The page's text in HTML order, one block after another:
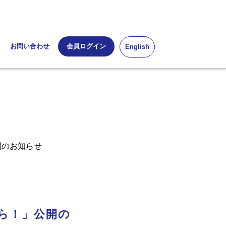
お問い合わせ 会員ログイン English
お知らせ
！」公開の